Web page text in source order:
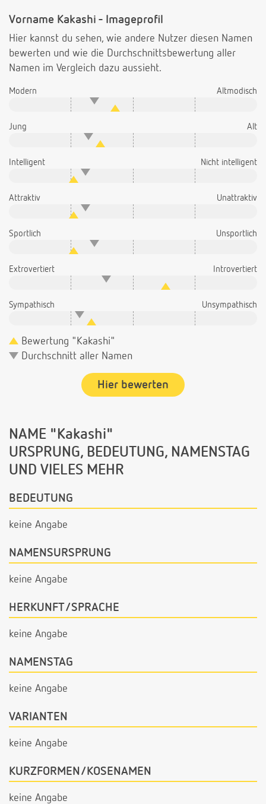
Vorname Kakashi - Imageprofil
Hier kannst du sehen, wie andere Nutzer diesen Namen
bewerten und wie die Durchschnittsbewertung aller
Namen im Vergleich dazu aussieht.
Modern Altmodisch
Jung Alt
Intelligent Nicht intelligent
Attraktiv Unattraktiv
Sportlich Unsportlich
Extrovertiert Introvertiert
Sympathisch Unsympathisch
Bewertung "Kakashi"
Durchschnitt aller Namen
Hier bewerten
NAME "Kakashi"
URSPRUNG, BEDEUTUNG, NAMENSTAG
UND VIELES MEHR
BEDEUTUNG
keine Angabe
NAMENSURSPRUNG
keine Angabe
HERKUNFT/SPRACHE
keine Angabe
NAMENSTAG
keine Angabe
VARIANTEN
keine Angabe
KURZFORMEN/KOSENAMEN
keine Angabe